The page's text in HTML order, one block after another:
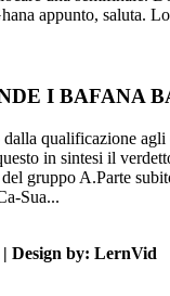
appunto, saluta.
I BAFANA
qualificazione agli
in sintesi il
gruppo A.Parte
Sua...
Design by: LernVid